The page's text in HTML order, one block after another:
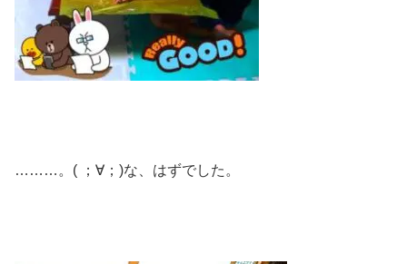
………。( ；∀；)な、はずでした。